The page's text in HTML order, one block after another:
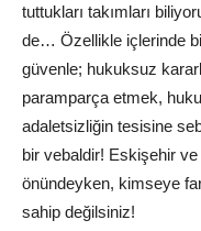
tuttukları takımları
de… Özellikle içlerinde
güvenle; hukuksuz
paramparça etmek,
adaletsizliğin tesisine
bir vebaldir! Eskişehir
önündeyken, kimseye
sahip değilsiniz!